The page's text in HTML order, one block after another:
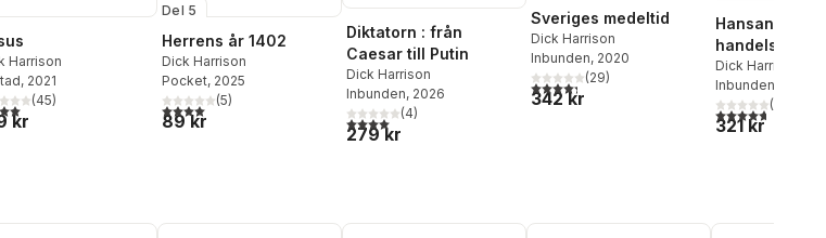
Harrison
, 2021
5 stjärnor. Totalt antal röster:
(45)
kr
Del 5
Herrens år 1402
Dick Harrison
Pocket, 2025
4,0utav 5 stjärnor. Totalt antal röster:
(5)
89 kr
Diktatorn : från
Caesar till Putin
Dick Harrison
Inbunden, 2026
4,0utav 5 stjärnor. Totalt antal röster:
(4)
279 kr
Sveriges medeltid
Dick Harrison
Inbunden, 2020
4,3utav 5 stjärnor. Totalt antal röster:
(29)
342 kr
Hansan : ett
uppgång och
Dick Harrison
Inbunden
4,7utav 5(
321 kr